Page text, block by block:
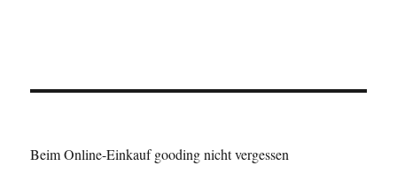
Beim Online-Einkauf gooding nicht vergessen